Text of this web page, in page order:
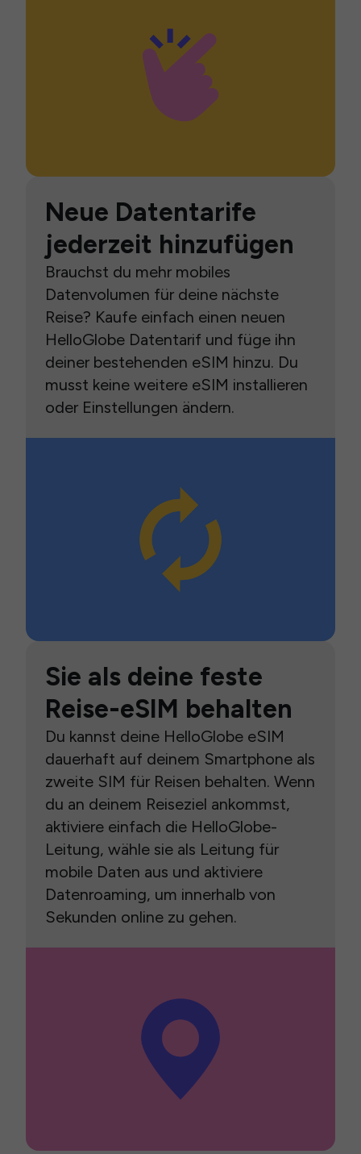
Neue Datentarife
jederzeit hinzufügen
Brauchst du mehr mobiles
Datenvolumen für deine nächste
Reise? Kaufe einfach einen neuen
HelloGlobe Datentarif und füge ihn
deiner bestehenden eSIM hinzu. Du
musst keine weitere eSIM installieren
oder Einstellungen ändern.
Sie als deine feste
Reise-eSIM behalten
Du kannst deine HelloGlobe eSIM
dauerhaft auf deinem Smartphone als
zweite SIM für Reisen behalten. Wenn
du an deinem Reiseziel ankommst,
aktiviere einfach die HelloGlobe-
Leitung, wähle sie als Leitung für
mobile Daten aus und aktiviere
Datenroaming, um innerhalb von
Sekunden online zu gehen.